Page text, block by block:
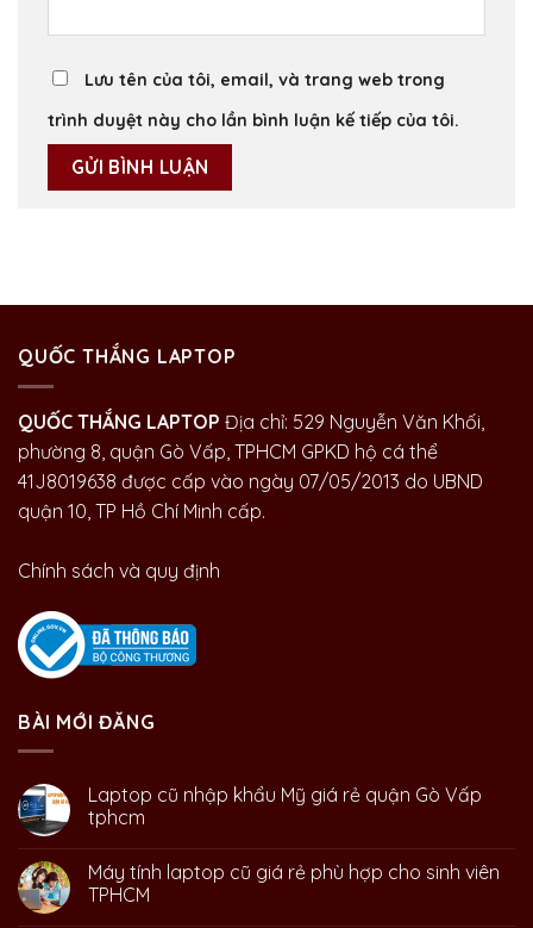
Lưu tên của tôi, email, và trang web trong
trình duyệt này cho lần bình luận kế tiếp của tôi.
QUỐC THẮNG LAPTOP
QUỐC THẮNG LAPTOP Địa chỉ: 529 Nguyễn Văn Khối,
phường 8, quận Gò Vấp, TPHCM GPKD hộ cá thể
41J8019638 được cấp vào ngày 07/05/2013 do UBND
quận 10, TP Hồ Chí Minh cấp.
Chính sách và quy định
BÀI MỚI ĐĂNG
Laptop cũ nhập khẩu Mỹ giá rẻ quận Gò Vấp
tphcm
Máy tính laptop cũ giá rẻ phù hợp cho sinh viên
TPHCM